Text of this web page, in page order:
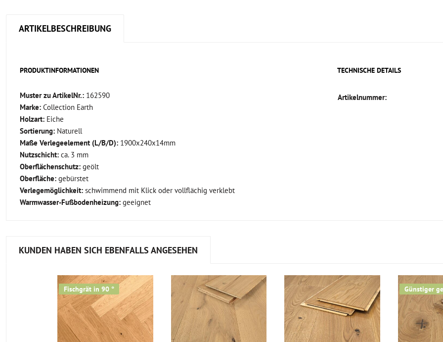
ARTIKELBESCHREIBUNG
PRODUKTINFORMATIONEN
Muster zu ArtikelNr.: 162590
Marke: Collection Earth
Holzart: Eiche
Sortierung: Naturell
Maße Verlegeelement (L/B/D): 1900x240x14mm
Nutzschicht: ca. 3 mm
Oberflächenschutz: geölt
Oberfläche: gebürstet
Verlegemöglichkeit: schwimmend mit Klick oder vollflächig verklebt
Warmwasser-Fußbodenheizung: geeignet
TECHNISCHE DETAILS
Artikelnummer:
KUNDEN HABEN SICH EBENFALLS ANGESEHEN
Fischgrät in 90 ° Günstiger